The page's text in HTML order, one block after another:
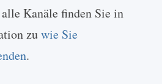
Kanäle finden Sie in
zuwie Sie
.